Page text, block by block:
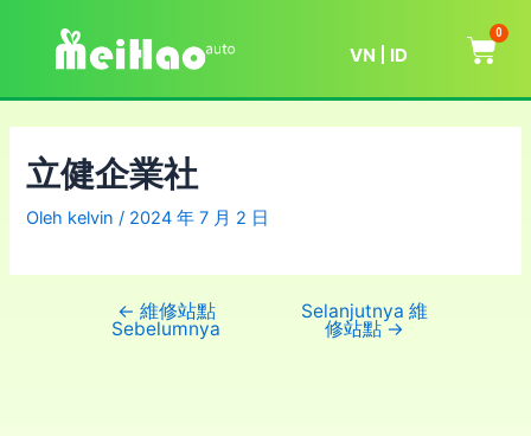
VN ID
0
立健企業社
Oleh kelvin/ 2024 年 7 月 2 日
← 維修站點
Sebelumnya
Selanjutnya 維
修站點→